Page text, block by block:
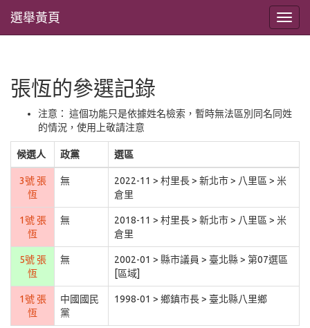
選舉黃頁
張恆的參選記錄
注意： 這個功能只是依據姓名檢索，暫時無法區別同名同姓
的情況，使用上敬請注意
候選人 政黨 選區
3號 張
恆
無
2022-11 > 村里長 > 新北市 > 八里區 > 米
倉里
1號 張
恆
無
2018-11 > 村里長 > 新北市 > 八里區 > 米
倉里
5號 張
恆
無
2002-01 > 縣市議員 > 臺北縣 > 第07選區
[區域]
1號 張
恆
中國國民
黨
1998-01 > 鄉鎮市長 > 臺北縣八里鄉